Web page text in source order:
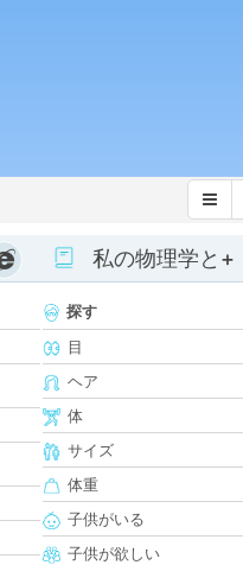
私の物理学と+
探す
目
ヘア
体
サイズ
体重
子供がいる
子供が欲しい